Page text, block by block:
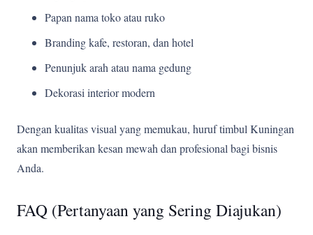
Papan nama toko atau ruko
Branding kafe, restoran, dan hotel
Penunjuk arah atau nama gedung
Dekorasi interior modern
Dengan kualitas visual yang memukau, huruf timbul Kuningan
akan memberikan kesan mewah dan profesional bagi bisnis
Anda.
FAQ (Pertanyaan yang Sering Diajukan)